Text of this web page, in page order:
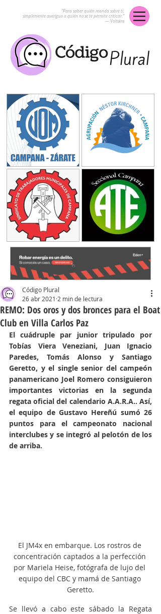
“Para saber quién manda sobre ti,
simplemente averigua a quién no se te permite criticar.”
― Voltaire
REMO: Dos oros y dos bronces para el Boat
Club en Villa Carlos Paz
Código Plural
26 abr 2021 2 min de lectura
El cuádruple par junior tripulado por
Tobías Viera Veneziani, Juan Ignacio
Paredes, Tomás Alonso y Santiago
Geretto, y el single senior del campeón
panamericano Joel Romero consiguieron
importantes victorias en la segunda
regata oficial del calendario A.A.R.A.. Así,
el equipo de Gustavo Hereñú sumó 26
puntos para el campeonato nacional
interclubes y se integró al pelotón de los
de arriba.
El JM4x en embarque. Los rostros de
concentración captados a la perfección
por Mariela Heise, fotógrafa de lujo del
equipo del CBC y mamá de Santiago
Geretto.
Se llevó a cabo este sábado la Regata